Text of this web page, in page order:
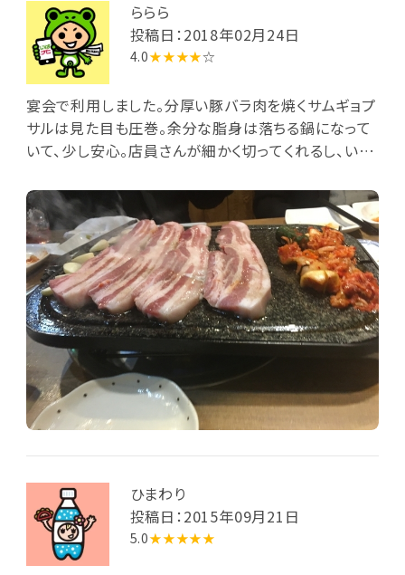
ららら
投稿日：2018年02月24日
4.0★★★★☆
宴会で利用しました。分厚い豚バラ肉を焼くサムギョプ
サルは見た目も圧巻。余分な脂身は落ちる鍋になって
いて、少し安心。店員さんが細かく切ってくれるし、いく
た！
ひまわり
投稿日：2015年09月21日
5.0★★★★★